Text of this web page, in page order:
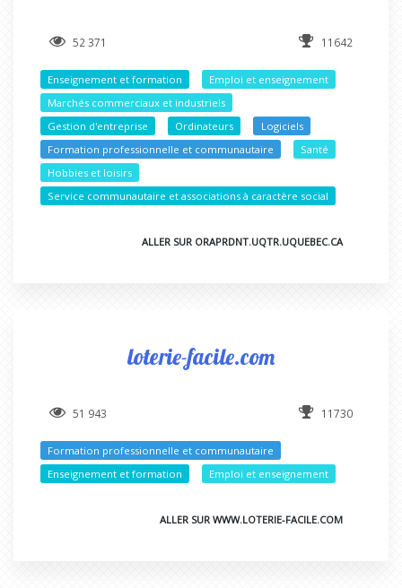
52 371 11642
Enseignement et formation
Emploi et enseignement
Marchés commerciaux et industriels
Gestion d'entreprise
Ordinateurs
Logiciels
Formation professionnelle et communautaire
Santé
Hobbies et loisirs
Service communautaire et associations à caractère social
ALLER SUR ORAPRDNT.UQTR.UQUEBEC.CA
loterie-facile.com
51 943 11730
Formation professionnelle et communautaire
Enseignement et formation
Emploi et enseignement
ALLER SUR WWW.LOTERIE-FACILE.COM